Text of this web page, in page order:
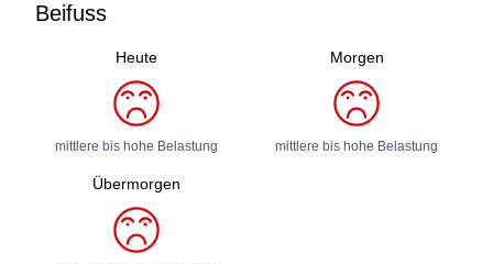
Beifuss
Heute
mittlere bis hohe Belastung
Morgen
mittlere bis hohe Belastung
Übermorgen